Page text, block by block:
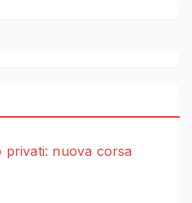
privati: nuova corsa